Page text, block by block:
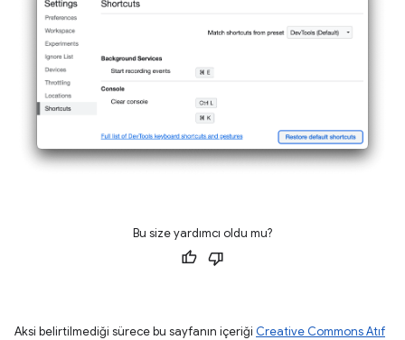
Bu size yardımcı oldu mu?
Aksi belirtilmediği sürece bu sayfanın içeriği Creative Commons Atıf